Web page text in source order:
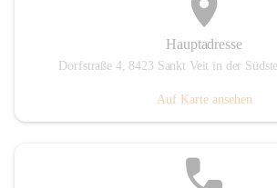
Hauptadresse
Dorfstraße 4, 8423 Sankt Veit in der
Auf Karte ansehen